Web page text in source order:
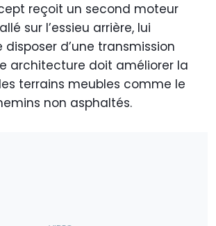
reçoit un second moteur
sur l’essieu arrière, lui
d’une transmission
architecture doit améliorer la
terrains meubles comme le
non asphaltés.